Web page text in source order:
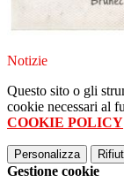
Notizie
Questo sito o gli
cookie necessari al
COOKIE POLICY
Personalizza
Gestione cookie